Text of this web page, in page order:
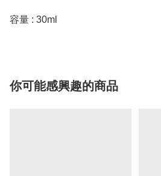
容量 : 30ml
你可能感興趣的商品